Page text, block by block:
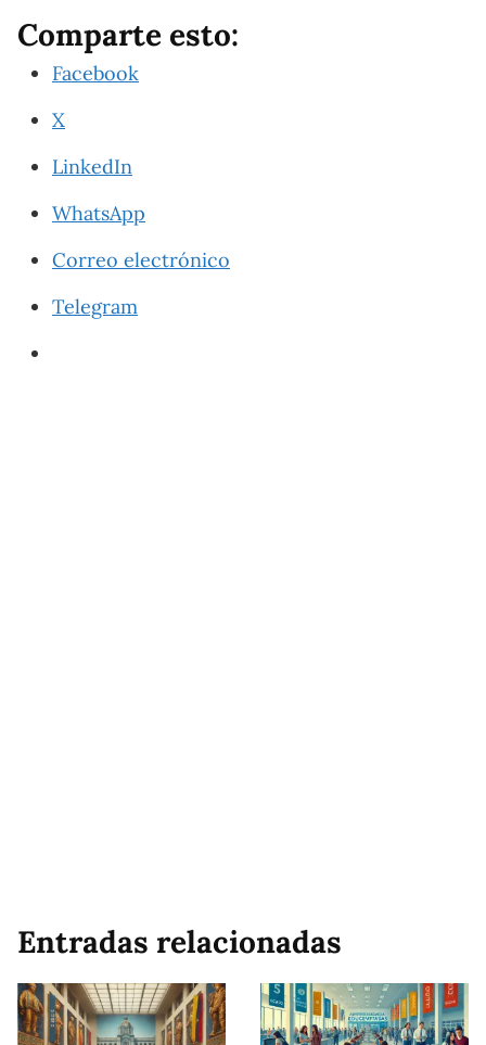
Comparte esto:
Facebook
X
LinkedIn
WhatsApp
Correo electrónico
Telegram
Entradas relacionadas